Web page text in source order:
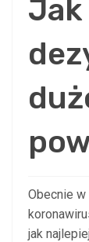
Jak
Obecnie
jak